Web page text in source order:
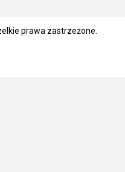
prawa zastrzeżone.